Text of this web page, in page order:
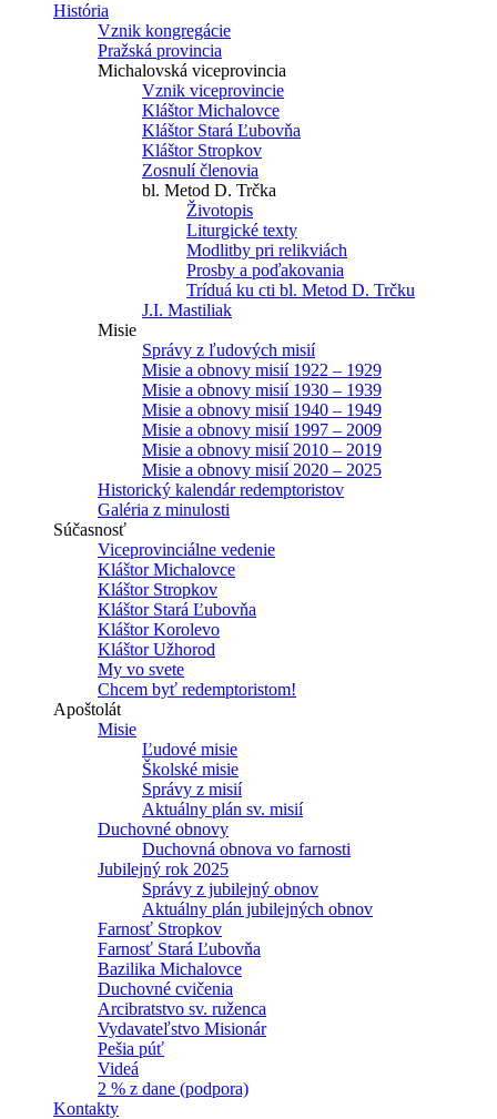
História
Vznik kongregácie
Pražská provincia
Michalovská viceprovincia
Vznik viceprovincie
Kláštor Michalovce
Kláštor Stará Ľubovňa
Kláštor Stropkov
Zosnulí členovia
bl. Metod D. Trčka
Životopis
Liturgické texty
Modlitby pri relikviách
Prosby a poďakovania
Tríduá ku cti bl. Metod D. Trčku
J.I. Mastiliak
Misie
Správy z ľudových misií
Misie a obnovy misií 1922 – 1929
Misie a obnovy misií 1930 – 1939
Misie a obnovy misií 1940 – 1949
Misie a obnovy misií 1997 – 2009
Misie a obnovy misií 2010 – 2019
Misie a obnovy misií 2020 – 2025
Historický kalendár redemptoristov
Galéria z minulosti
Súčasnosť
Viceprovinciálne vedenie
Kláštor Michalovce
Kláštor Stropkov
Kláštor Stará Ľubovňa
Kláštor Korolevo
Kláštor Užhorod
My vo svete
Chcem byť redemptoristom!
Apoštolát
Misie
Ľudové misie
Školské misie
Správy z misií
Aktuálny plán sv. misií
Duchovné obnovy
Duchovná obnova vo farnosti
Jubilejný rok 2025
Správy z jubilejný obnov
Aktuálny plán jubilejných obnov
Farnosť Stropkov
Farnosť Stará Ľubovňa
Bazilika Michalovce
Duchovné cvičenia
Arcibratstvo sv. ruženca
Vydavateľstvo Misionár
Pešia púť
Videá
2 % z dane (podpora)
Kontakty